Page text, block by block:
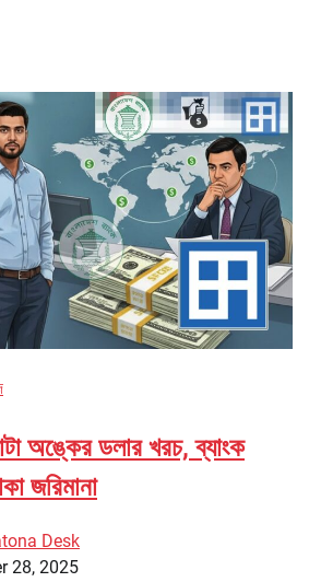
অঙ্কের ডলার খরচ, ব্যাংক
জরিমানা
Desk
28, 2025